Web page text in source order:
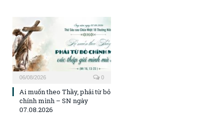
06/08/2026 0
Ai muốn theo Thầy, phải từ bỏ
chính mình – SN ngày
07.08.2026